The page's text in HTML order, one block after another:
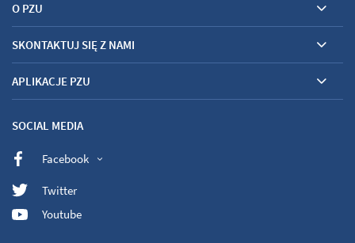
O PZU
SKONTAKTUJ SIĘ Z NAMI
APLIKACJE PZU
SOCIAL MEDIA
Facebook
Twitter
Youtube